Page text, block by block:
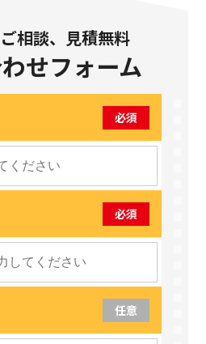
相談、見積無料
せフォーム
必須
必須
任意